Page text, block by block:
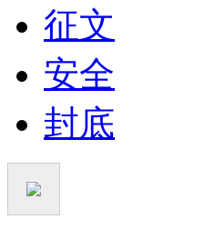
征文
安全
封底